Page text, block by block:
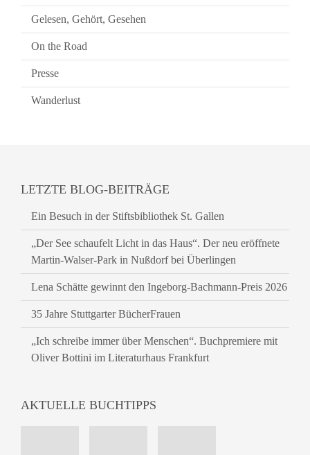
Gelesen, Gehört, Gesehen
On the Road
Presse
Wanderlust
LETZTE BLOG-BEITRÄGE
Ein Besuch in der Stiftsbibliothek St. Gallen
„Der See schaufelt Licht in das Haus“. Der neu eröffnete
Martin-Walser-Park in Nußdorf bei Überlingen
Lena Schätte gewinnt den Ingeborg-Bachmann-Preis 2026
35 Jahre Stuttgarter BücherFrauen
„Ich schreibe immer über Menschen“. Buchpremiere mit
Oliver Bottini im Literaturhaus Frankfurt
AKTUELLE BUCHTIPPS